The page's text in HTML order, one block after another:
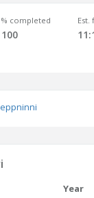
% completed
100
Est.
Year